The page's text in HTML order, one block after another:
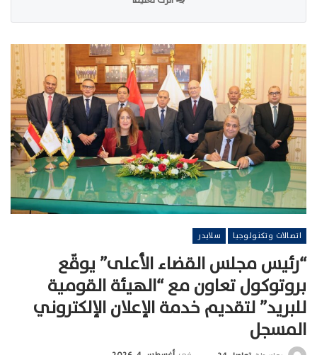
اتصالات وتكنولوجيا سلايدر
“رئيس مجلس القضاء الأعلى” يوقّع
بروتوكول تعاون مع “الهيئة القومية
للبريد” لتقديم خدمة الإعلان الإلكتروني
المسجل